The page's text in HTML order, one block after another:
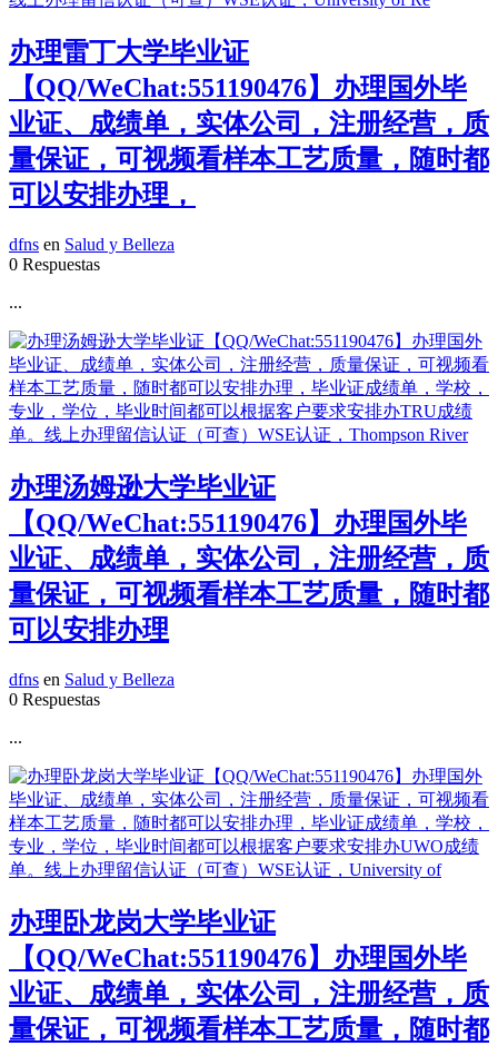
办理雷丁大学毕业证
【QQ/WeChat:551190476】办理国外毕
业证、成绩单，实体公司，注册经营，质
量保证，可视频看样本工艺质量，随时都
可以安排办理，
dfns en Salud y Belleza
0 Respuestas
...
办理汤姆逊大学毕业证
【QQ/WeChat:551190476】办理国外毕
业证、成绩单，实体公司，注册经营，质
量保证，可视频看样本工艺质量，随时都
可以安排办理
dfns en Salud y Belleza
0 Respuestas
...
办理卧龙岗大学毕业证
【QQ/WeChat:551190476】办理国外毕
业证、成绩单，实体公司，注册经营，质
量保证，可视频看样本工艺质量，随时都